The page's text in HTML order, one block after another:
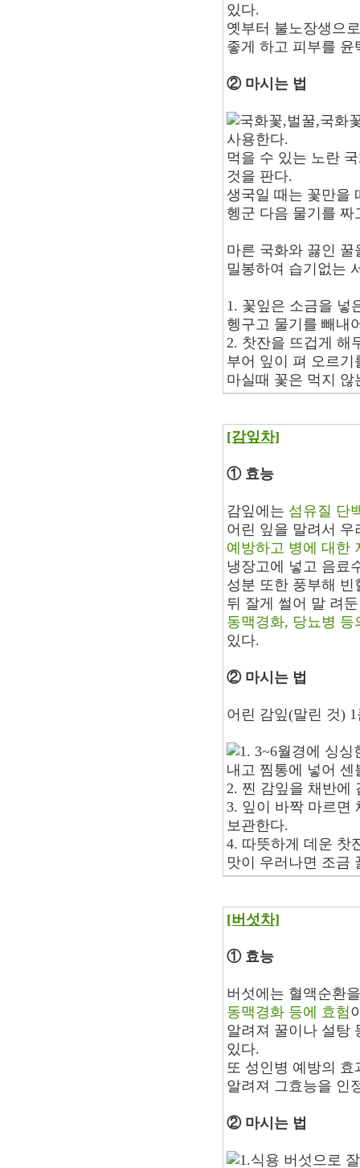
있다.
옛부터 불노장생으
좋게 하고 피부를 윤
② 마시는 법
국화꽃,벌꿀,국화
사용한다.
먹을 수 있는 노란
것을 판다.
생국일 때는 꽃만을
헹군 다음 물기를
마른 국화와 끓인
밀봉하여 습기없는
1. 꽃잎은 소금을 넣
헹구고 물기를 빼내
2. 찻잔을 뜨겁게 해
부어 잎이 펴 오르
마실때 꽃은 먹지 않
[감잎차]
① 효능
감잎에는 섬유질 단
어린 잎을 말려서
예방하고 병에 대한
냉장고에 넣고 음료
성분 또한 풍부해
뒤 잘게 썰어 말 려
동맥경화, 당뇨병
있다.
② 마시는 법
어린 감잎(말린 것)
1. 3~6월경에 싱
내고 찜통에 넣어 센
2. 찐 감잎을 채반에
3. 잎이 바짝 마르면
보관한다.
4. 따뜻하게 데운 찻
맛이 우러나면 조금
[버섯차]
① 효능
버섯에는 혈액순환
동맥경화 등에 효험
알려져 꿀이나 설탕
있다.
또 성인병 예방의
알려져 그효능을 인
② 마시는 법
1.식용 버섯으로